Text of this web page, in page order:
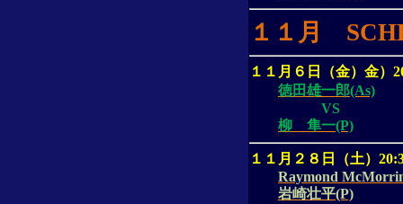
１１月
１１月６日（金）金）
徳田雄一郎(As)
VS
柳 隼一(P)
１１月２８日（土）
Raymond
岩崎壮平(P)